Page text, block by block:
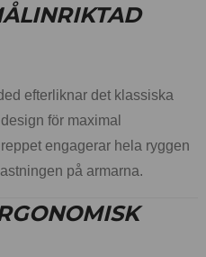
efterliknar det klassiska
för maximal
engagerar hela ryggen
på armarna.